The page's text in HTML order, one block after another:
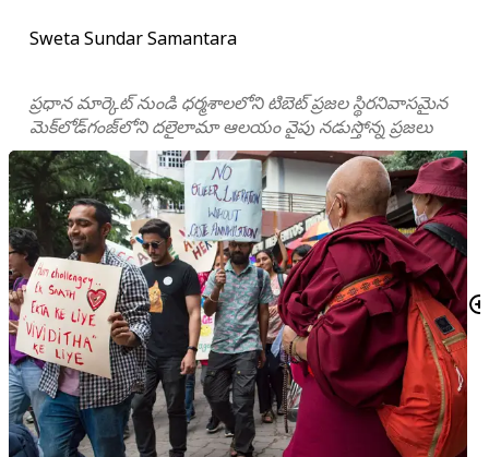
Sweta Sundar Samantara
ప్రధాన మార్కెట్ నుండి ధర్మశాలలోని టిబెట్ ప్రజల స్థిరనివాసమైన
మెక్‌లోడ్‌గంజ్‌లోని దలైలామా ఆలయం వైపు నడుస్తోన్న ప్రజలు